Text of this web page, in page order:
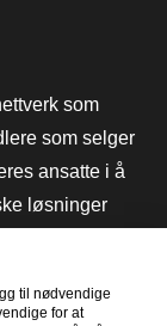
som
som selger
ansatte i å
løsninger
e-
til nødvendige
for at